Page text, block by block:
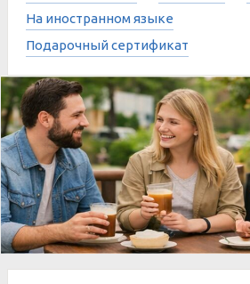
На иностранном языке
Подарочный сертификат